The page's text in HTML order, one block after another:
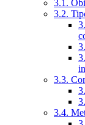
3.1.
3.2.
3.3.
3.4.